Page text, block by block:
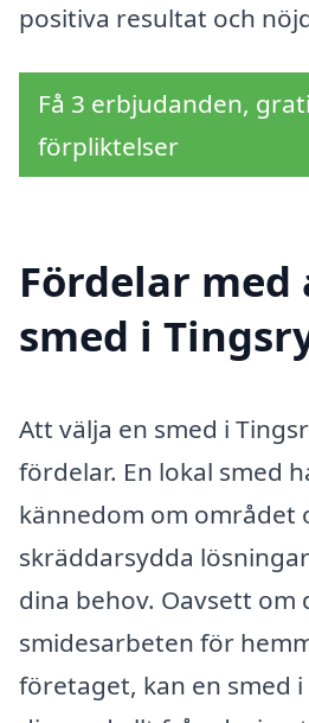
positiva resultat och
Få 3 erbjudanden,
förpliktelser
Fördelar
smed i
Att välja en smed i
fördelar. En lokal smed
kännedom om området
skräddarsydda
dina behov. Oavsett
smidesarbeten för
företaget, kan en smed